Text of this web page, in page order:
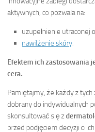
aktywnych, co pozwala na:
uzupełnienie utraconej
nawilżenie skóry.
Efektem ich zastosowania
cera.
Pamiętajmy, że każdy z
dobrany do indywidualnych
skonsultować się z
przed podjęciem decyzji o